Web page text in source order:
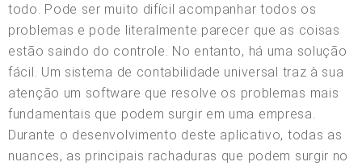
todo. Pode ser muito difícil acompanhar todos os
problemas e pode literalmente parecer que as coisas
estão saindo do controle. No entanto, há uma solução
fácil. Um sistema de contabilidade universal traz à sua
atenção um software que resolve os problemas mais
fundamentais que podem surgir em uma empresa.
Durante o desenvolvimento deste aplicativo, todas as
nuances, as principais rachaduras que podem surgir no